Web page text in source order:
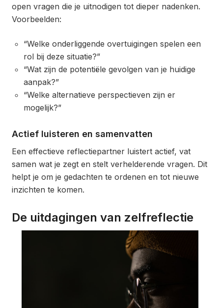
open vragen die je uitnodigen tot dieper nadenken.
Voorbeelden:
“Welke onderliggende overtuigingen spelen een
rol bij deze situatie?”
“Wat zijn de potentiële gevolgen van je huidige
aanpak?”
“Welke alternatieve perspectieven zijn er
mogelijk?”
Actief luisteren en samenvatten
Een effectieve reflectiepartner luistert actief, vat
samen wat je zegt en stelt verhelderende vragen. Dit
helpt je om je gedachten te ordenen en tot nieuwe
inzichten te komen.
De uitdagingen van zelfreflectie